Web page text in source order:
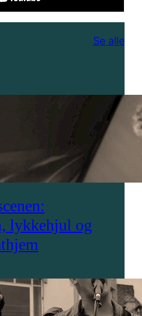
Se alle
lykkehjul og